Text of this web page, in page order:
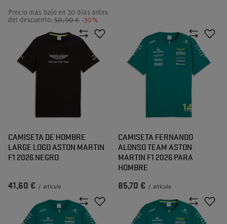
Precio más bajo en 30 días antes
del descuento:50,90 € -30%
CAMISETA DE HOMBRE
LARGE LOGO ASTON MARTIN
F1 2026 NEGRO
41,60 € / artículo
CAMISETA FERNANDO
ALONSO TEAM ASTON
MARTIN F1 2026 PARA
HOMBRE
85,70 € / artículo